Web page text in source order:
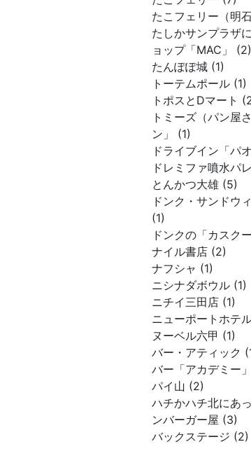
たこフェリー（明
たしかサンプラザ
ョップ「MAC」 (2)
たんぽぽ城 (1)
トーテムポール (1)
トポスとDマート
トミーズ（パン屋
ン」 (1)
ドライブイン「パ
ドレミファ噴水パ
とんかつ大雄 (5)
ドンク・サンドウ
(1)
ドンクの「カスク
ナイル書店 (2)
ナフシャ (1)
ニシナダボウル (1)
ニチイ三田店 (1)
ニューポートホテ
ヌーベル六甲 (1)
バー・アティック
バー「アカデミー
パイ山 (2)
ハチかハチ北にあ
ンバーガー屋 (3)
バックステージ (2)